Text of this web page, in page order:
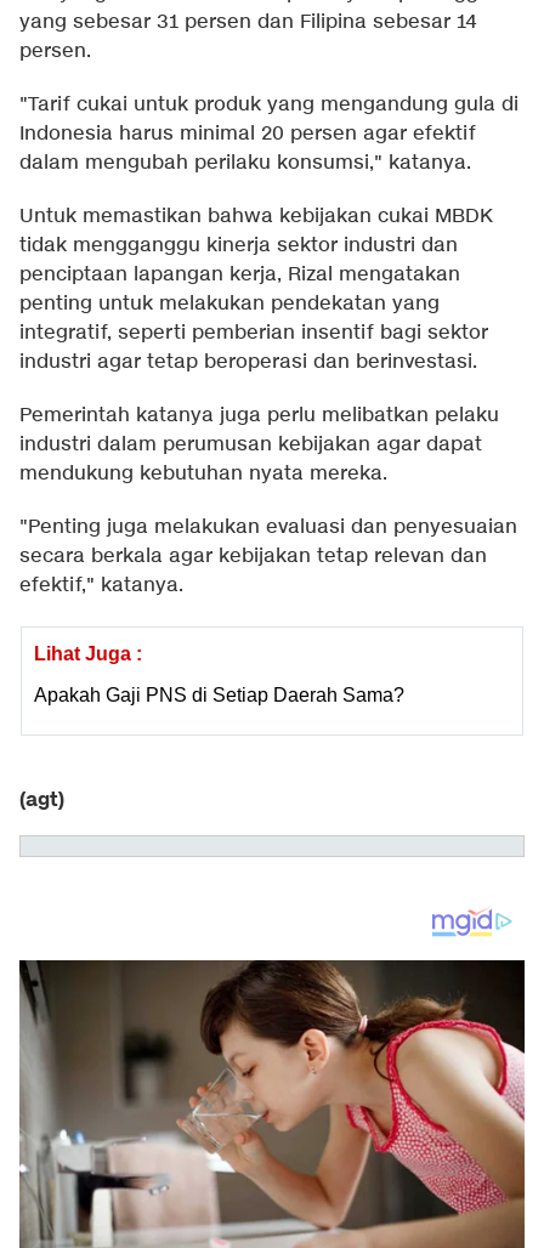
yang sebesar 31 persen dan Filipina sebesar 14
persen.
"Tarif cukai untuk produk yang mengandung gula di
Indonesia harus minimal 20 persen agar efektif
dalam mengubah perilaku konsumsi," katanya.
Untuk memastikan bahwa kebijakan cukai MBDK
tidak mengganggu kinerja sektor industri dan
penciptaan lapangan kerja, Rizal mengatakan
penting untuk melakukan pendekatan yang
integratif, seperti pemberian insentif bagi sektor
industri agar tetap beroperasi dan berinvestasi.
Pemerintah katanya juga perlu melibatkan pelaku
industri dalam perumusan kebijakan agar dapat
mendukung kebutuhan nyata mereka.
"Penting juga melakukan evaluasi dan penyesuaian
secara berkala agar kebijakan tetap relevan dan
efektif," katanya.
Lihat Juga :
Apakah Gaji PNS di Setiap Daerah Sama?
(agt)